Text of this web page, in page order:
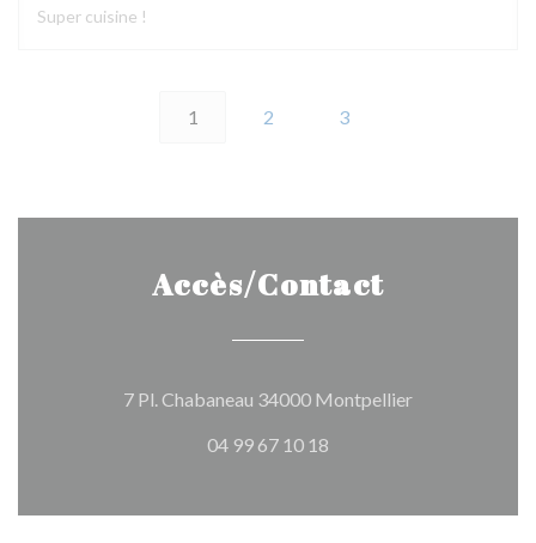
Super cuisine !
1 2 3
Accès/Contact
7 Pl. Chabaneau 34000 Montpellier((ouvre une
04 99 67 10 18